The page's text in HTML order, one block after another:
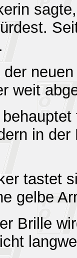
weit
in
tastet
gelbe
Brille